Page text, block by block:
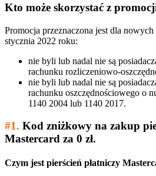
Kto może skorzystać z
Promocja przeznaczona jest dla
stycznia 2022 roku:
nie byli lub nadal nie są
rachunku rozliczeniowo-
nie byli lub nadal nie są
rachunku oszczędnościowego o
1140 2004 lub 1140 2017.
#1. Kod zniżkowy na zakup
Mastercard za 0 zł.
Czym jest pierścień płatniczy